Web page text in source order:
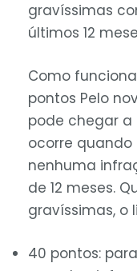
gravíssimas
últimos 12
Como
pontos Pelo
pode chegar a
ocorre
nenhuma
de 12 meses.
gravíssimas, o
40 pontos: